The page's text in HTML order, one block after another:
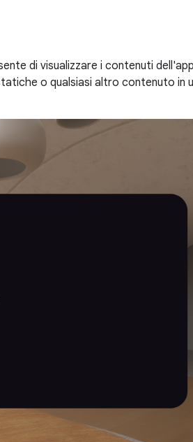
di visualizzare i contenuti
o qualsiasi altro contenuto in